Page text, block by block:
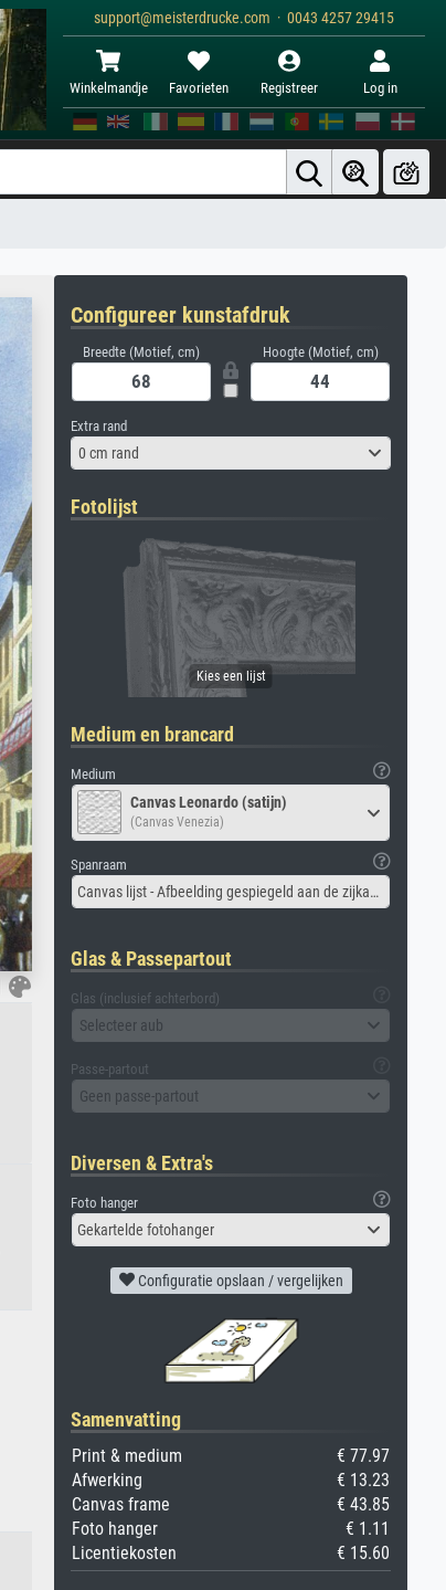
support@meisterdrucke.com · 0043 4257 29415
Winkelmandje Favorieten Registreer Log in
Configureer kunstafdruk
Breedte (Motief, cm) Hoogte (Motief, cm)
Extra rand
0 cm rand
Fotolijst
Medium en brancard
Medium
Canvas Leonardo (satijn)
(Canvas Venezia)
Spanraam
Canvas lijst - Afbeelding gespiegeld aan de zijkant
Glas & Passepartout
Glas (inclusief achterbord)
Selecteer aub
Passe-partout
Geen passe-partout
Diversen & Extra's
Foto hanger
Gekartelde fotohanger
Configuratie opslaan / vergelijken
Samenvatting
Print & medium
€ 77.97
Afwerking
€ 13.23
Canvas frame
€ 43.85
Foto hanger
€ 1.11
Licentiekosten
€ 15.60